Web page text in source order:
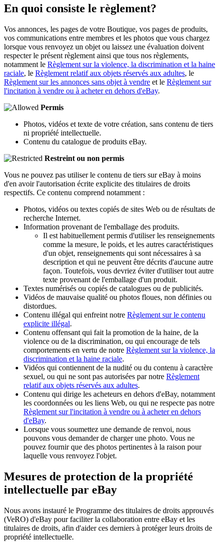
En quoi consiste le règlement?
Vos annonces, les pages de votre Boutique, vos pages de produits,
vos communications entre membres et les photos que vous chargez
lorsque vous renvoyez un objet ou laissez une évaluation doivent
respecter le présent règlement ainsi que tous nos règlements,
notamment le Règlement sur la violence, la discrimination et la haine
raciale, le Règlement relatif aux objets réservés aux adultes, le
Règlement sur les annonces sans objet à vendre et le Règlement sur
l'incitation à vendre ou à acheter en dehors d'eBay.
Permis
Photos, vidéos et texte de votre création, sans contenu de tiers
ni propriété intellectuelle.
Contenu du catalogue de produits eBay.
Restreint ou non permis
Vous ne pouvez pas utiliser le contenu de tiers sur eBay à moins
d'en avoir l'autorisation écrite explicite des titulaires de droits
respectifs. Ce contenu comprend notamment :
Photos, vidéos ou textes copiés de sites Web ou de résultats de
recherche Internet.
Information provenant de l'emballage des produits.
Il est habituellement permis d'utiliser les renseignements
comme la mesure, le poids, et les autres caractéristiques
d'un objet, renseignements qui sont nécessaires à sa
description et qui ne peuvent être décrits d'aucune autre
façon. Toutefois, vous devriez éviter d'utiliser tout autre
texte provenant de l'emballage d'un produit.
Textes numérisés ou copiés de catalogues ou de publicités.
Vidéos de mauvaise qualité ou photos floues, non définies ou
distordues.
Contenu illégal qui enfreint notre Règlement sur le contenu
explicite illégal.
Contenu offensant qui fait la promotion de la haine, de la
violence ou de la discrimination, ou qui encourage de tels
comportements en vertu de notre Règlement sur la violence, la
discrimination et la haine raciale.
Vidéos qui contiennent de la nudité ou du contenu à caractère
sexuel, ou qui ne sont pas autorisées par notre Règlement
relatif aux objets réservés aux adultes.
Contenu qui dirige les acheteurs en dehors d'eBay, notamment
les coordonnées ou les liens Web, ou qui ne respecte pas notre
Règlement sur l'incitation à vendre ou à acheter en dehors
d'eBay.
Lorsque vous soumettez une demande de renvoi, nous
pouvons vous demander de charger une photo. Vous ne
pouvez fournir que des photos pertinentes à la raison pour
laquelle vous renvoyez l'objet.
Mesures de protection de la propriété
intellectuelle par eBay
Nous avons instauré le Programme des titulaires de droits approuvés
(VeRO) d'eBay pour faciliter la collaboration entre eBay et les
titulaires de droits, afin d'aider ces derniers à protéger leurs droits de
propriété intellectuelle.